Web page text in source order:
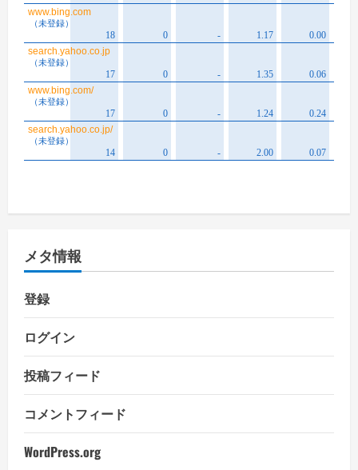
メタ情報
登録
ログイン
投稿フィード
コメントフィード
WordPress.org